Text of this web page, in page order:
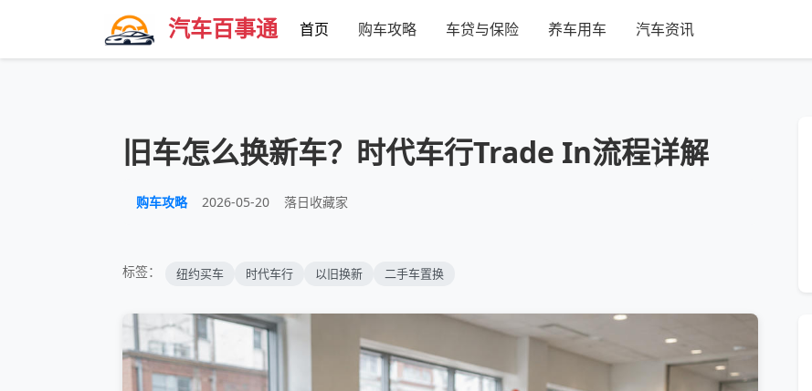
汽车百事通 首页 购车攻略 车贷与保险 养车用车 汽车资讯
旧车怎么换新车？时代车行Trade In流程详解
购车攻略 2026-05-20 落日收藏家
标签： 纽约买车 时代车行 以旧换新 二手车置换